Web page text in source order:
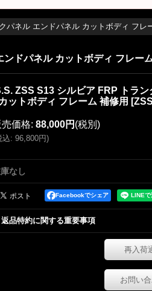
ネル エンドパネル カットボディ フレ
ドパネル カットボディ フレー
ZSS S13 シルビア FRP トラ
ットボディ フレーム 補修用 [
売価格: 88,000円 (税別)
込: 96,800円)
なし
Facebookでシェア
返品特約に関する重要事項
再入荷
お問い